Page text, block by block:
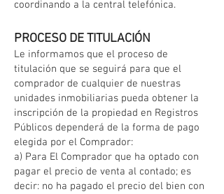
coordinando a la central telefónica.
​PROCESO DE TITULACIÓN
Le informamos que el proceso de
titulación que se seguirá para que el
comprador de cualquier de nuestras
unidades inmobiliarias pueda obtener la
inscripción de la propiedad en Registros
Públicos dependerá de la forma de pago
elegida por el Comprador:
a) Para El Comprador que ha optado con
pagar el precio de venta al contado; es
decir: no ha pagado el precio del bien con